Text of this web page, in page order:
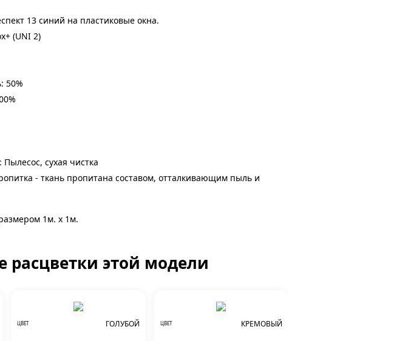
13 синий на пластиковые окна.
(UNI 2)
50%
сухая чистка
- ткань пропитана составом, отталкивающим пыль и
1м. x 1м.
расцветки этой модели
ЦВЕТ ГОЛУБОЙ ЦВЕТ КРЕМОВЫЙ